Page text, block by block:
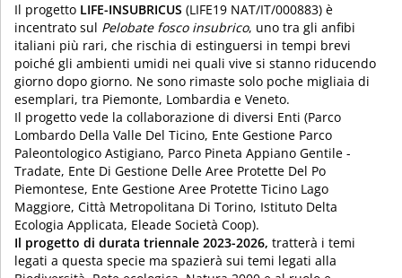
Il progetto LIFE-INSUBRICUS (LIFE19 NAT/IT/000883) è
incentrato sul Pelobate fosco insubrico, uno tra gli anfibi
italiani più rari, che rischia di estinguersi in tempi brevi
poiché gli ambienti umidi nei quali vive si stanno riducendo
giorno dopo giorno. Ne sono rimaste solo poche migliaia di
esemplari, tra Piemonte, Lombardia e Veneto.
Il progetto vede la collaborazione di diversi Enti (Parco
Lombardo Della Valle Del Ticino, Ente Gestione Parco
Paleontologico Astigiano, Parco Pineta Appiano Gentile -
Tradate, Ente Di Gestione Delle Aree Protette Del Po
Piemontese, Ente Gestione Aree Protette Ticino Lago
Maggiore, Città Metropolitana Di Torino, Istituto Delta
Ecologia Applicata, Eleade Società Coop).
Il progetto di durata triennale 2023-2026, tratterà i temi
legati a questa specie ma spazierà sui temi legati alla